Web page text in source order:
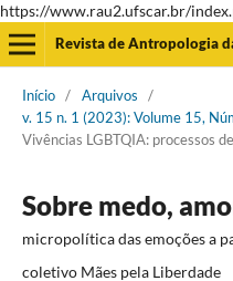
https://www.rau2.ufscar.br/
Revista de Antropologia
Início / Arquivos
/
v. 15 n. 1 (2023): Volume 15,
Vivências LGBTQIA: processos
Sobre medo,
micropolítica das emoções a
coletivo Mães pela Liberdade